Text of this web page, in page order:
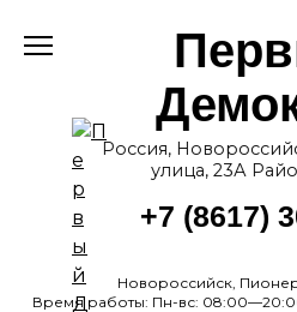
Россия,
улица, 23А
+7 (8617)
Новороссийск,
Время работы: Пн-вс: